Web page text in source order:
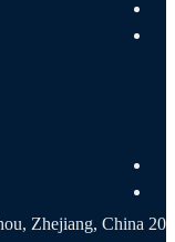
20 Jinsiqiao Road, Wenzhou, Zhejiang, China